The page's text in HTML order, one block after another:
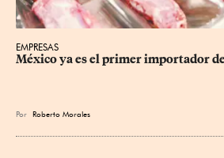
EMPRESAS
México ya es el primer importador
Por Roberto Morales